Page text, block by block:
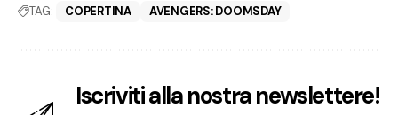
TAG: COPERTINA AVENGERS: DOOMSDAY
Iscriviti alla nostra newslettere!